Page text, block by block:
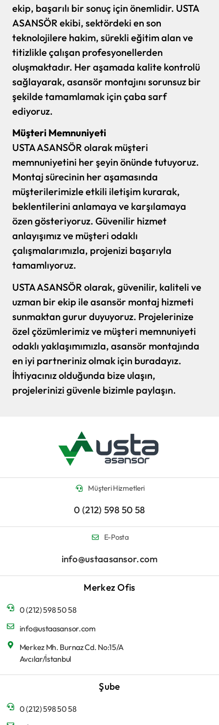
ekip, başarılı bir sonuç için önemlidir. USTA
ASANSÖR ekibi, sektördeki en son
teknolojilere hakim, sürekli eğitim alan ve
titizlikle çalışan profesyonellerden
oluşmaktadır. Her aşamada kalite kontrolü
sağlayarak, asansör montajını sorunsuz bir
şekilde tamamlamak için çaba sarf
ediyoruz.
Müşteri Memnuniyeti
USTA ASANSÖR olarak müşteri
memnuniyetini her şeyin önünde tutuyoruz.
Montaj sürecinin her aşamasında
müşterilerimizle etkili iletişim kurarak,
beklentilerini anlamaya ve karşılamaya
özen gösteriyoruz. Güvenilir hizmet
anlayışımız ve müşteri odaklı
çalışmalarımızla, projenizi başarıyla
tamamlıyoruz.
USTA ASANSÖR olarak, güvenilir, kaliteli ve
uzman bir ekip ile asansör montaj hizmeti
sunmaktan gurur duyuyoruz. Projelerinize
özel çözümlerimiz ve müşteri memnuniyeti
odaklı yaklaşımımızla, asansör montajında
en iyi partneriniz olmak için buradayız.
İhtiyacınız olduğunda bize ulaşın,
projelerinizi güvenle bizimle paylaşın.
Müşteri Hizmetleri
0 (212) 598 50 58
E-Posta
info@ustaasansor.com
Merkez Ofis
0 (212) 598 50 58
info@ustaasansor.com
Merkez Mh. Burnaz Cd. No:15/A
Avcılar/İstanbul
Şube
0 (212) 598 50 58